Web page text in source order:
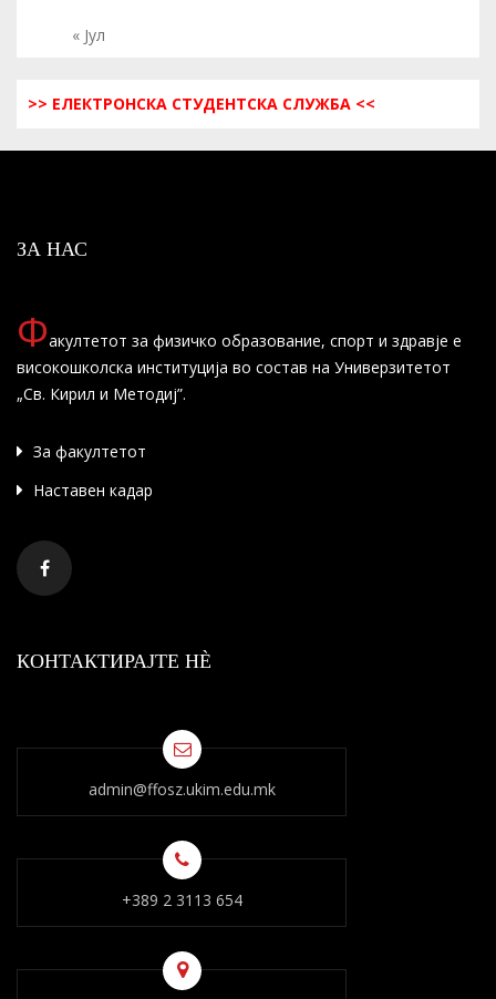
« Јул
>> ЕЛЕКТРОНСКА СТУДЕНТСКА СЛУЖБА <<
ЗА НАС
Факултетот за физичко образование, спорт и здравје е
високошколска институција во состав на Универзитетот
„Св. Кирил и Методиј”.
За факултетот
Наставен кадар
КОНТАКТИРАЈТЕ НÈ
admin@ffosz.ukim.edu.mk
+389 2 3113 654